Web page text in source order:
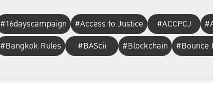
#16dayscampaign #Access to Justice #ACCPCJ
#Bangkok Rules
#BAScii #Blockchain #Bounce